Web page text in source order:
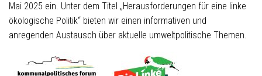
Mai 2025 ein. Unter dem Titel „Herausforderungen für eine linke
ökologische Politik“ bieten wir einen informativen und
anregenden Austausch über aktuelle umweltpolitische Themen.